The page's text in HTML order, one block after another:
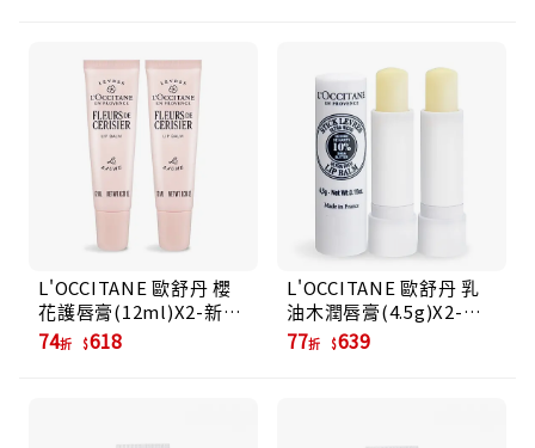
L'OCCITANE 歐舒丹 櫻
花護唇膏(12ml)X2-新
版-平行輸入
74折 618
L'OCCITANE 歐舒丹 乳
油木潤唇膏(4.5g)X2-百
貨公司貨
77折 639